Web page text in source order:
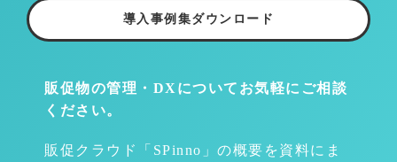
販促物の管理・DXについて お気軽にご相談
ください。
販促クラウド「SPinno」の概要を資料にま
導入事例集ダウンロード